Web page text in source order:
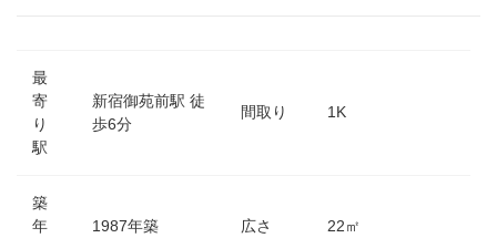
最
寄
り
駅
新宿御苑前駅 徒
歩6分
間取り 1K
築
年
1987年築 広さ 22㎡